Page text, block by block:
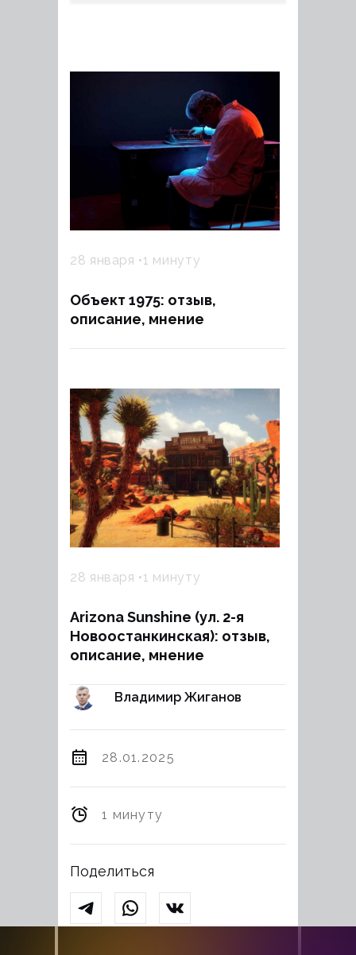
Владимир Жиганов
28.01.2025
1 минуту
Поделиться
28 января 1 минуту
Объект 1975: отзыв,
описание, мнение
28 января 1 минуту
Arizona Sunshine (ул. 2-я
Новоостанкинская): отзыв,
описание, мнение